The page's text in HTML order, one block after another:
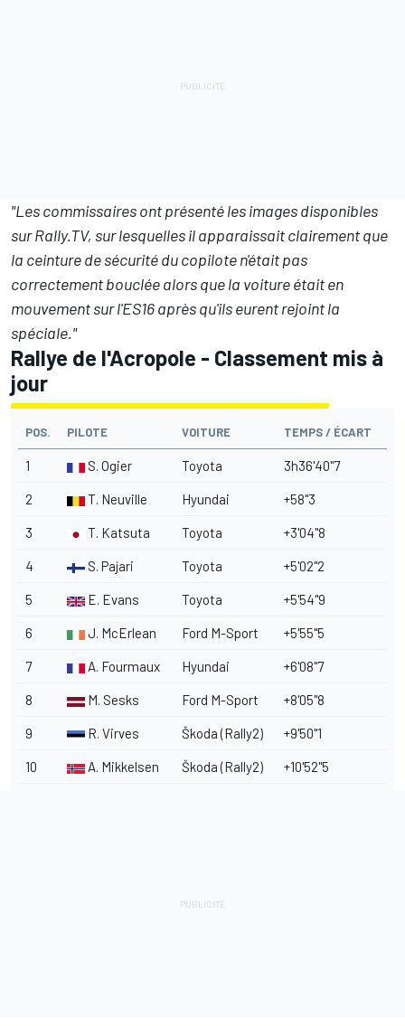
"Les commissaires ont présenté les images disponibles
sur Rally.TV, sur lesquelles il apparaissait clairement que
la ceinture de sécurité du copilote n'était pas
correctement bouclée alors que la voiture était en
mouvement sur l'ES16 après qu'ils eurent rejoint la
spéciale."
Rallye de l'Acropole - Classement mis à
jour
POS. PILOTE VOITURE TEMPS / ÉCART
1 S. Ogier Toyota 3h36'40"7
2 T. Neuville Hyundai +58"3
3 T. Katsuta Toyota +3'04"8
4 S. Pajari Toyota +5'02"2
5 E. Evans Toyota +5'54"9
6 J. McErlean Ford M-Sport +5'55"5
7 A. Fourmaux Hyundai +6'08"7
8 M. Sesks Ford M-Sport +8'05"8
9 R. Virves Škoda (Rally2) +9'50"1
10 A. Mikkelsen Škoda (Rally2) +10'52"5